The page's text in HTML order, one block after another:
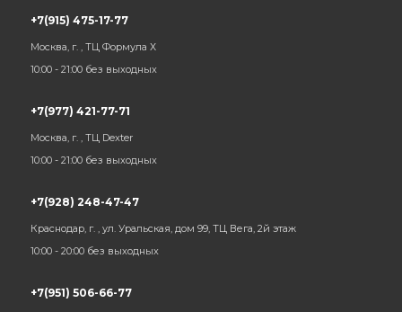
+7(915) 475-17-77
Москва, г. , ТЦ Формула Х
10:00 - 21:00 без выходных
+7(977) 421-77-71
Москва, г. , ТЦ Dexter
10:00 - 21:00 без выходных
+7(928) 248-47-47
Краснодар, г. , ул. Уральская, дом 99, ТЦ Вега, 2й этаж
10:00 - 20:00 без выходных
+7(951) 506-66-77